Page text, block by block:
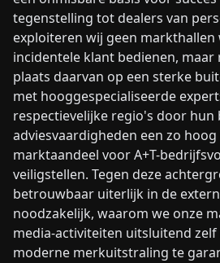
tegenstelling tot dealers van
exploiteren wij geen markthallen
incidentele klant bedienen, maar
plaats daarvan op een sterke
met hooggespecialiseerde
respectievelijke regio's door hun
adviesvaardigheden een zo
marktaandeel voor A+T-
veiligstellen. Tegen deze
betrouwbaar uiterlijk in de
noodzakelijk, waarom we onze
media-activiteiten uitsluitend
moderne merkuitstraling te